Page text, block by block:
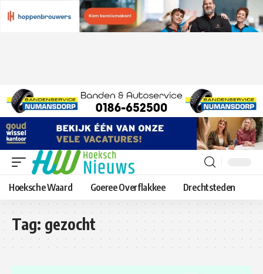
Hoeksche Waard Goeree Overflakkee Drechtsteden
Tag: gezocht